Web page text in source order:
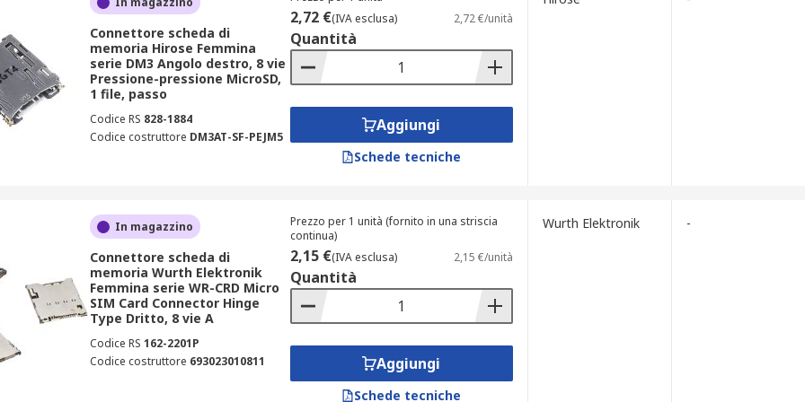
Connettore scheda di
memoria Hirose Femmina
serie DM3 Angolo destro, 8 vie
Pressione-pressione MicroSD,
1 file, passo
Codice RS 828-1884
Codice costruttore DM3AT-SF-PEJM5
2,72 €(IVA esclusa) 2,72 €/unità
Quantità
Aggiungi
Schede tecniche
In magazzino
Connettore scheda di
memoria Wurth Elektronik
Femmina serie WR-CRD Micro
SIM Card Connector Hinge
Type Dritto, 8 vie A
Codice RS 162-2201P
Codice costruttore 693023010811
Prezzo per 1 unità (fornito in una striscia
continua)
2,15 €(IVA esclusa) 2,15 €/unità
Quantità
Aggiungi
Schede tecniche
Wurth Elektronik -